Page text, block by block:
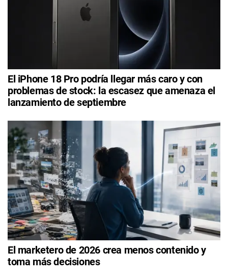
El iPhone 18 Pro podría llegar más caro y con
problemas de stock: la escasez que amenaza el
lanzamiento de septiembre
El marketero de 2026 crea menos contenido y
toma más decisiones